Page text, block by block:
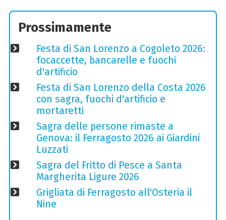
Prossimamente
Festa di San Lorenzo a Cogoleto 2026:
focaccette, bancarelle e fuochi
d'artificio
Festa di San Lorenzo della Costa 2026
con sagra, fuochi d'artificio e
mortaretti
Sagra delle persone rimaste a
Genova: il Ferragosto 2026 ai Giardini
Luzzati
Sagra del Fritto di Pesce a Santa
Margherita Ligure 2026
Grigliata di Ferragosto all'Osteria il
Nine